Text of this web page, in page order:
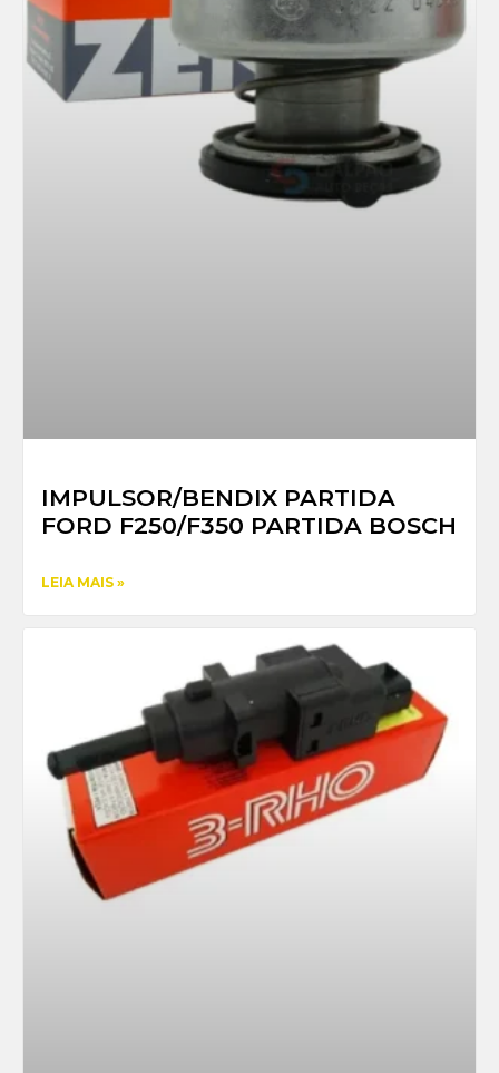
IMPULSOR/BENDIX PARTIDA
FORD F250/F350 PARTIDA BOSCH
LEIA MAIS »